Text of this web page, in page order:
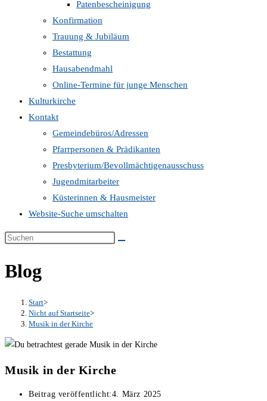
Patenbescheinigung
Konfirmation
Trauung & Jubiläum
Bestattung
Hausabendmahl
Online-Termine für junge Menschen
Kulturkirche
Kontakt
Gemeindebüros/Adressen
Pfarrpersonen & Prädikanten
Presbyterium/Bevollmächtigenausschuss
Jugendmitarbeiter
Küsterinnen & Hausmeister
Website-Suche umschalten
Blog
Start>
Nicht auf Startseite>
Musik in der Kirche
Musik in der Kirche
Beitrag veröffentlicht:4. März 2025